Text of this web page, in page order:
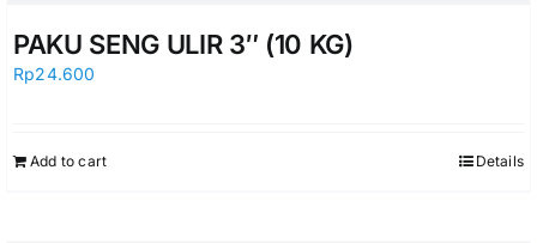
PAKU SENG ULIR 3″ (10 KG)
Rp24.600
Add to cart Details